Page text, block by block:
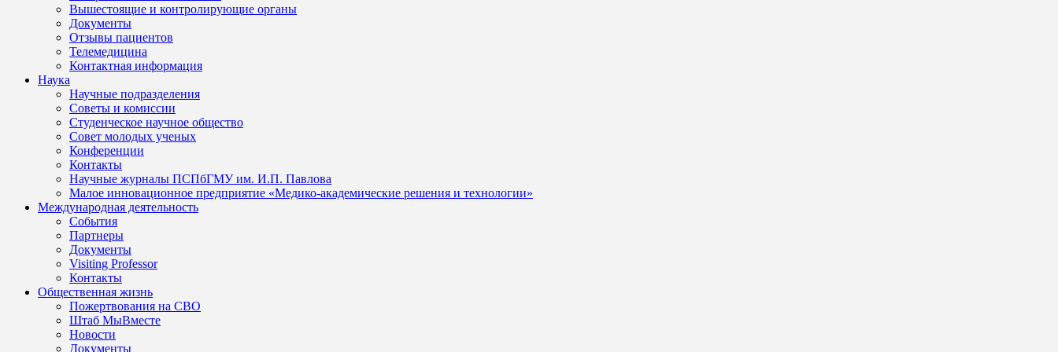
Вышестоящие и контролирующие органы
Документы
Отзывы пациентов
Телемедицина
Контактная информация
Наука
Научные подразделения
Советы и комиссии
Студенческое научное общество
Совет молодых ученых
Конференции
Контакты
Научные журналы ПСПбГМУ им. И.П. Павлова
Малое инновационное предприятие «Медико-академические решения и технологии»
Международная деятельность
События
Партнеры
Документы
Visiting Professor
Контакты
Общественная жизнь
Пожертвования на СВО
Штаб МыВместе
Новости
Документы